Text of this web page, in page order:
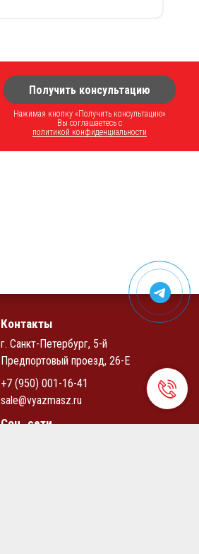
Получить консультацию
Нажимая кнопку «Получить консультацию»
Вы соглашаетесь с
политикой конфиденциальности
Контакты
г. Санкт-Петербург, 5-й
Предпортовый проезд, 26-Е
+7 (950) 001-16-41
sale@vyazmasz.ru
Соц. сети